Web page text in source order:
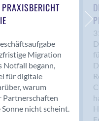
Migration
Notfall begann,
für digitale
warum
Partnerschaften
nicht scheint.